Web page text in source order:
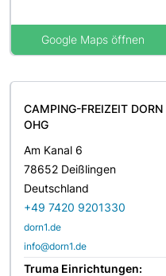
Google Maps öffnen
CAMPING-FREIZEIT DORN
OHG
Am Kanal 6
78652 Deißlingen
Deutschland
+49 7420 9201330
dorn1.de
info@dorn1.de
Truma Einrichtungen: